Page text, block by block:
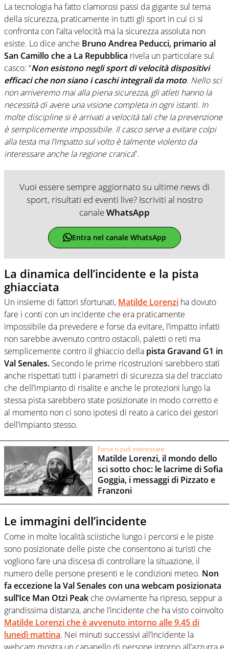
La tecnologia ha fatto clamorosi passi da gigante sul tema
della sicurezza, praticamente in tutti gli sport in cui ci si
confronta con l’alta velocità ma la sicurezza assoluta non
esiste. Lo dice anche Bruno Andrea Peducci, primario al
San Camillo che a La Repubblica rivela un particolare sul
casco: “Non esistono negli sport di velocità dispositivi
efficaci che non siano i caschi integrali da moto. Nello sci
non arriveremo mai alla piena sicurezza, gli atleti hanno la
necessità di avere una visione completa in ogni istanti. In
molte discipline si è arrivati a velocità tali che la prevenzione
è semplicemente impossibile. Il casco serve a evitare colpi
alla testa ma l’impatto sul volto è talmente violento da
interessare anche la regione cranica”.
Vuoi essere sempre aggiornato su ultime news di
sport, risultati ed eventi live? Iscriviti al nostro
canaleWhatsApp
Entra nel canale WhatsApp
La dinamica dell’incidente e la pista
ghiacciata
Un insieme di fattori sfortunati, Matilde Lorenzi ha dovuto
fare i conti con un incidente che era praticamente
impossibile da prevedere e forse da evitare, l’impatto infatti
non sarebbe avvenuto contro ostacoli, paletti o reti ma
semplicemente contro il ghiaccio della pista Gravand G1 in
Val Senales. Secondo le prime ricostruzioni sarebbero stati
anche rispettati tutti i parametri di sicurezza sia del tracciato
che dell’impianto di risalite e anche le protezioni lungo la
stessa pista sarebbero state posizionate in modo corretto e
al momento non ci sono ipotesi di reato a carico dei gestori
dell’impianto stesso.
Forse ti può interessare
Matilde Lorenzi, il mondo dello
sci sotto choc: le lacrime di Sofia
Goggia, i messaggi di Pizzato e
Franzoni
Le immagini dell’incidente
Come in molte località sciistiche lungo i percorsi e le piste
sono posizionate delle piste che consentono ai turisti che
vogliono fare una discesa di controllare la situazione, il
numero delle persone presenti e le condizioni meteo. Non
fa eccezione la Val Senales con una webcam posizionata
sull’Ice Man Otzi Peak che ovviamente ha ripreso, seppur a
grandissima distanza, anche l’incidente che ha visto coinvolto
Matilde Lorenzi che è avvenuto intorno alle 9.45 di
lunedì mattina. Nei minuti successivi all’incidente la